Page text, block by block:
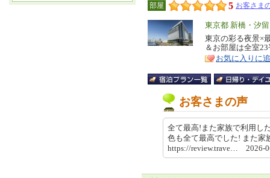
部屋 5 お客さま
エ
リ
ア
東京都 新橋・汐
特
徴
東京の彩る夜景×
＆お部屋は全室
お気に入りに
お客さまの声
全て最高!また家族で利用し
色も全て最高でした! また
https://review.trave… 2026-